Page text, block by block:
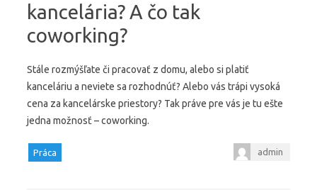
kancelária? A čo tak
coworking?
Stále rozmýšľate či pracovať z domu, alebo si platiť
kanceláriu a neviete sa rozhodnúť? Alebo vás trápi vysoká
cena za kancelárske priestory? Tak práve pre vás je tu ešte
jedna možnosť – coworking.
Práca admin